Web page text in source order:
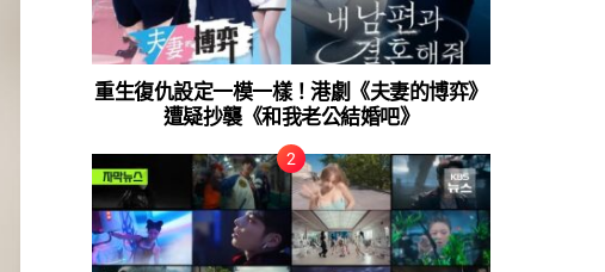
重生復仇設定一模一樣！港劇《夫妻的博弈》
遭疑抄襲《和我老公結婚吧》